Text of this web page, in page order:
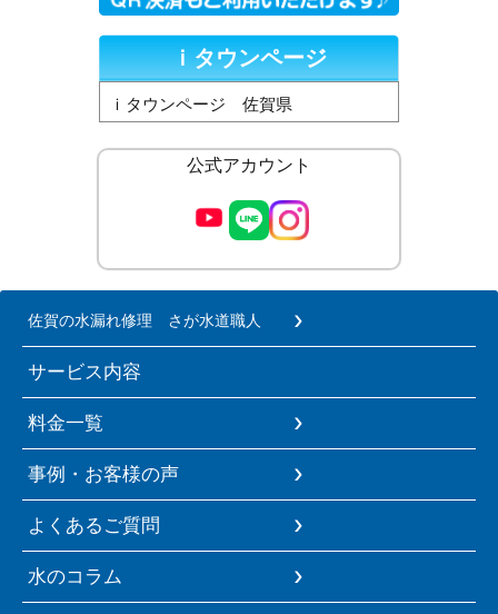
ｉタウンページ
ｉタウンページ 佐賀県
公式アカウント
佐賀の水漏れ修理 さが水道職人
サービス内容
料金一覧
事例・お客様の声
よくあるご質問
水のコラム